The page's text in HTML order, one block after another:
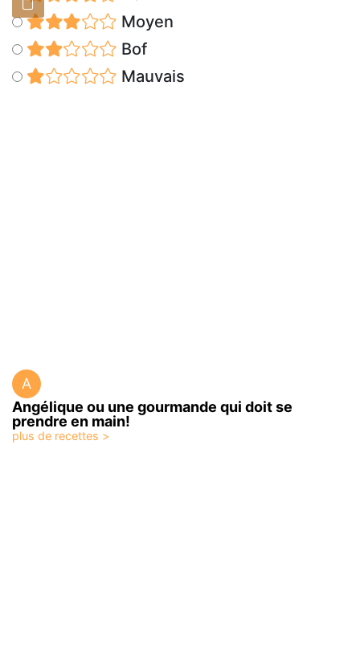
Moyen
Bof
Mauvais
A
Angélique ou une gourmande qui doit se
prendre en main!